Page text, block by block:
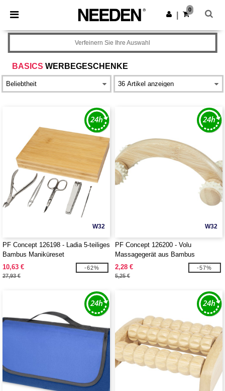
× Needen App
Bessere Preise in der App!
App holen
0
BASICS WERBEGESCHENKE
Verfeinern Sie Ihre Auswahl
W32
PF Concept 126198 - Ladia 5-teiliges
Bambus Maniküreset
10,63 €
27,93 €
-62%
W32
PF Concept 126200 - Volu
Massagegerät aus Bambus
2,28 €
5,25 €
-57%